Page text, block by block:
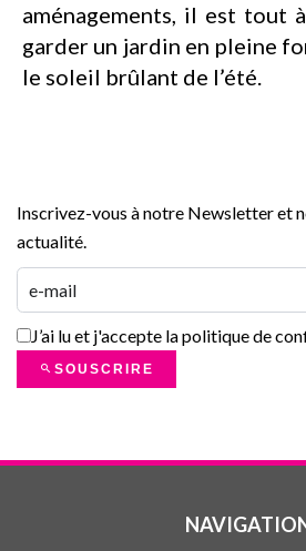
aménagements, il est tout
garder un jardin en pleine
le soleil brûlant de l’été.
Inscrivez-vous à notre Newsletter et
actualité.
J’ai lu et j'accepte lapolitique de
SOUSCRIRE